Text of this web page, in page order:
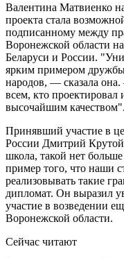
Валентина Матвиенко
проекта стала
подписанному между
Воронежской области
Беларуси и России.
ярким примером дружбы
народов, — сказала
всем, кто проектировал
высочайшим качеством".
Принявший участие в
России Дмитрий
школа, такой нет
пример того, что наши
реализовывать такие
дипломат. Он выразил
участие в возведении
Воронежской области.
Сейчас читают